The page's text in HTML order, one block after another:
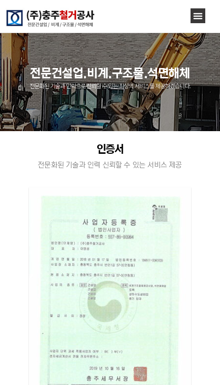
전문건설업.비계.구조물.석면해체
전문화된 기술과 인력으로 신뢰할 수 있는 최상의 서비스를 제공하겠습니다.
인증서
전문화된 기술과 인력 신뢰할 수 있는 서비스 제공